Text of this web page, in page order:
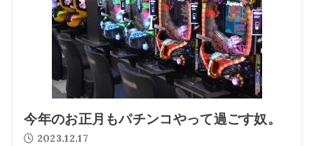
今年のお正月もパチンコやって過ごす奴。
2023.12.17